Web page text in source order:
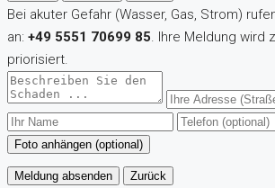
Bei akuter Gefahr (Wasser, Gas, Strom)
an: +49 5551 70699 85. Ihre Meldung wird
priorisiert.
Foto anhängen (optional)
Meldung absenden Zurück